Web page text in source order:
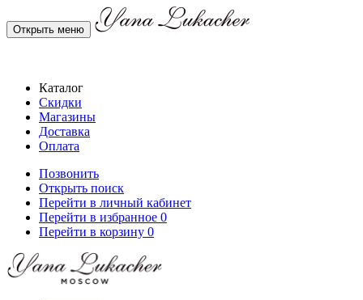
Открыть меню
Каталог
Скидки
Магазины
Доставка
Оплата
Позвонить
Открыть поиск
Перейти в личный кабинет
Перейти в избранное 0
Перейти в корзину 0